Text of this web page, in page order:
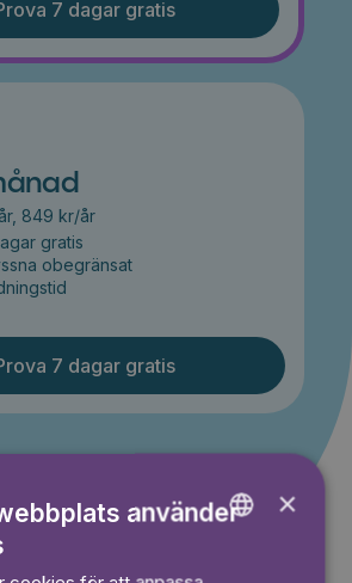
7 dagar gratis
849 kr/år
gratis
obegränsat
7 dagar gratis
×
använder